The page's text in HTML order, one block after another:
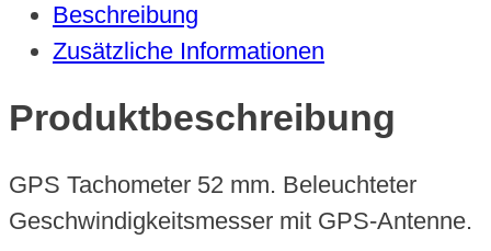
Piaggio
Ciao
Menge
Beschreibung
Zusätzliche Informationen
Produktbeschreibung
GPS Tachometer 52 mm. Beleuchteter
Geschwindigkeitsmesser mit GPS-Antenne.